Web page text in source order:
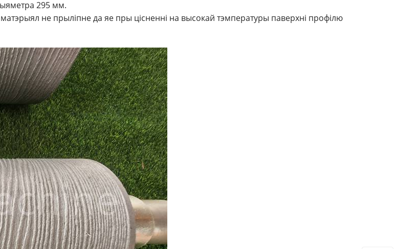
295 мм.
не прыліпне да яе пры цісненні на высокай тэмпературы паверхні профілю